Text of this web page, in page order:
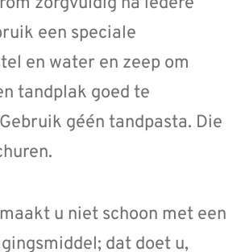
een speciale
en water en zeep om
tandplak goed te
géén tandpasta. Die
u niet schoon met een
dat doet u,